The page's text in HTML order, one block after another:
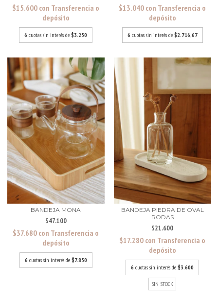
$15.600 con Transferencia o
depósito
6 cuotas sin interés de $3.250
$13.040 con Transferencia o
depósito
6 cuotas sin interés de $2.716,67
BANDEJA MONA
$47.100
$37.680 con Transferencia o
depósito
6 cuotas sin interés de $7.850
BANDEJA PIEDRA DE OVAL
RODAS
$21.600
$17.280 con Transferencia o
depósito
6 cuotas sin interés de $3.600
SIN STOCK